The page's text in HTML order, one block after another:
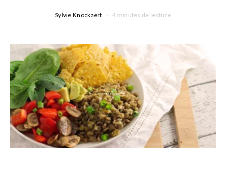
Sylvie Knockaert 4 minutes de lecture